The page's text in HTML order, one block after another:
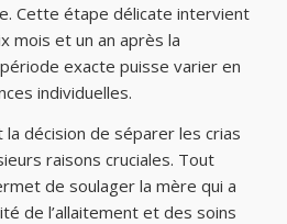
Cette étape délicate intervient
mois et un an après la
exacte puisse varier en
individuelles.
décision de séparer les crias
raisons cruciales. Tout
de soulager la mère qui a
de l’allaitement et des soins